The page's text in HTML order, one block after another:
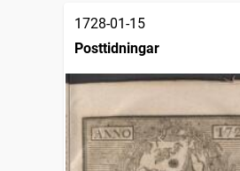
1728-01-15
Posttidningar